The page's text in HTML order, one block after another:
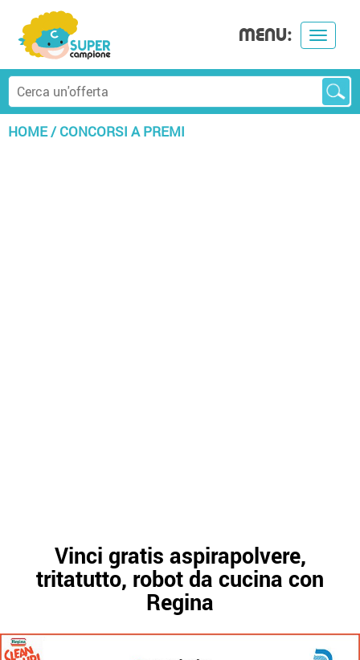
Toggle
MENU:
HOME/CONCORSI A PREMI
Vinci gratis aspirapolvere,
tritatutto, robot da cucina con
Regina